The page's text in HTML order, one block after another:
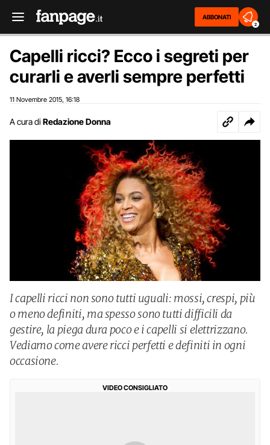
ABBONATI
2
Capelli ricci? Ecco i segreti per
curarli e averli sempre perfetti
11 Novembre 2015 16:18
A cura di Redazione Donna
I capelli ricci non sono tutti uguali: mossi, crespi, più
o meno definiti, ma spesso sono tutti difficili da
gestire, la piega dura poco e i capelli si elettrizzano.
Vediamo come avere ricci perfetti e definiti in ogni
occasione.
VIDEO CONSIGLIATO